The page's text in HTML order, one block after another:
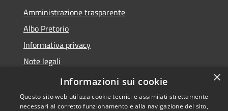
Amministrazione trasparente
Albo Pretorio
Informativa privacy
Note legali
Dichiarazione di accessibilità
×
Informazioni sui cookie
Questo sito web utilizza cookie tecnici e assimilati strettamente
necessari al corretto funzionamento e alla navigazione del sito,